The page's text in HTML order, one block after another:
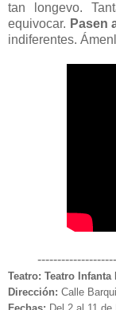
tan longevo.
equivocar. Pasen
indiferentes.
Teatro: Teatro Infanta
Dirección: Calle